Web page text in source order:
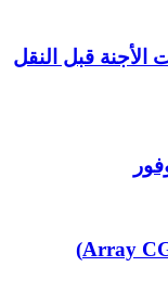
قبل النقل